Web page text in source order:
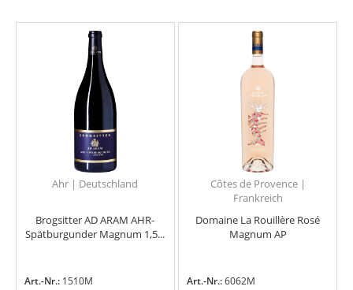
Ahr | Deutschland
Brogsitter AD ARAM AHR-
Spätburgunder Magnum 1,5...
Art.-Nr.: 1510M
Côtes de Provence |
Frankreich
Domaine La Rouillère Rosé
Magnum AP
Art.-Nr.:6062M